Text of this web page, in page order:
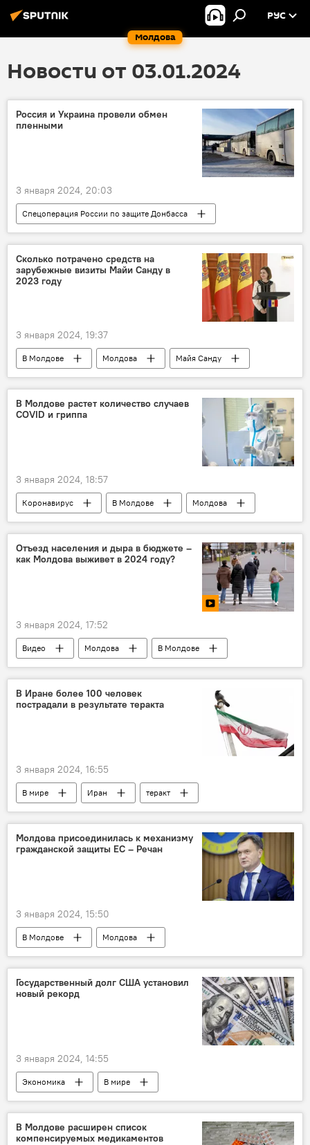
Молдова
РУС
Новости от 03.01.2024
Россия и Украина провели обмен
пленными
3 января 2024, 20:03
Спецоперация России по защите Донбасса
Россия
Украина
Сколько потрачено средств на
зарубежные визиты Майи Санду в
2023 году
3 января 2024, 19:37
В Молдове Молдова Майя Санду
В Молдове растет количество случаев
COVID и гриппа
3 января 2024, 18:57
Коронавирус В Молдове
Молдова
грипп
Отъезд населения и дыра в бюджете –
как Молдова выживет в 2024 году?
3 января 2024, 17:52
Видео Молдова
В Молдове
бюджет
Михаил Пойсик
В Иране более 100 человек
пострадали в результате теракта
3 января 2024, 16:55
В мире Иран теракт
Молдова присоединилась к механизму
гражданской защиты ЕС – Речан
3 января 2024, 15:50
В Молдове Молдова
Государственный долг США установил
новый рекорд
3 января 2024, 14:55
Экономика
В мире
государственный долг
В Молдове расширен список
компенсируемых медикаментов